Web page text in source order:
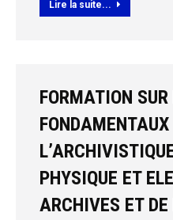
Lire la suite...
FORMATION SUR
FONDAMENTAUX
PHYSIQUE ET
ARCHIVES ET